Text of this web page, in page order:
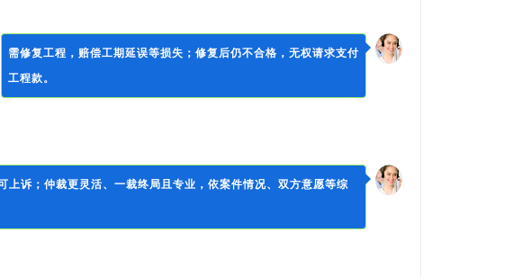
需修复工程，赔偿工期延误等损失；修复后仍不合格，无权请求支付
工程款。
上诉；仲裁更灵活、一裁终局且专业，依案件情况、双方意愿等综